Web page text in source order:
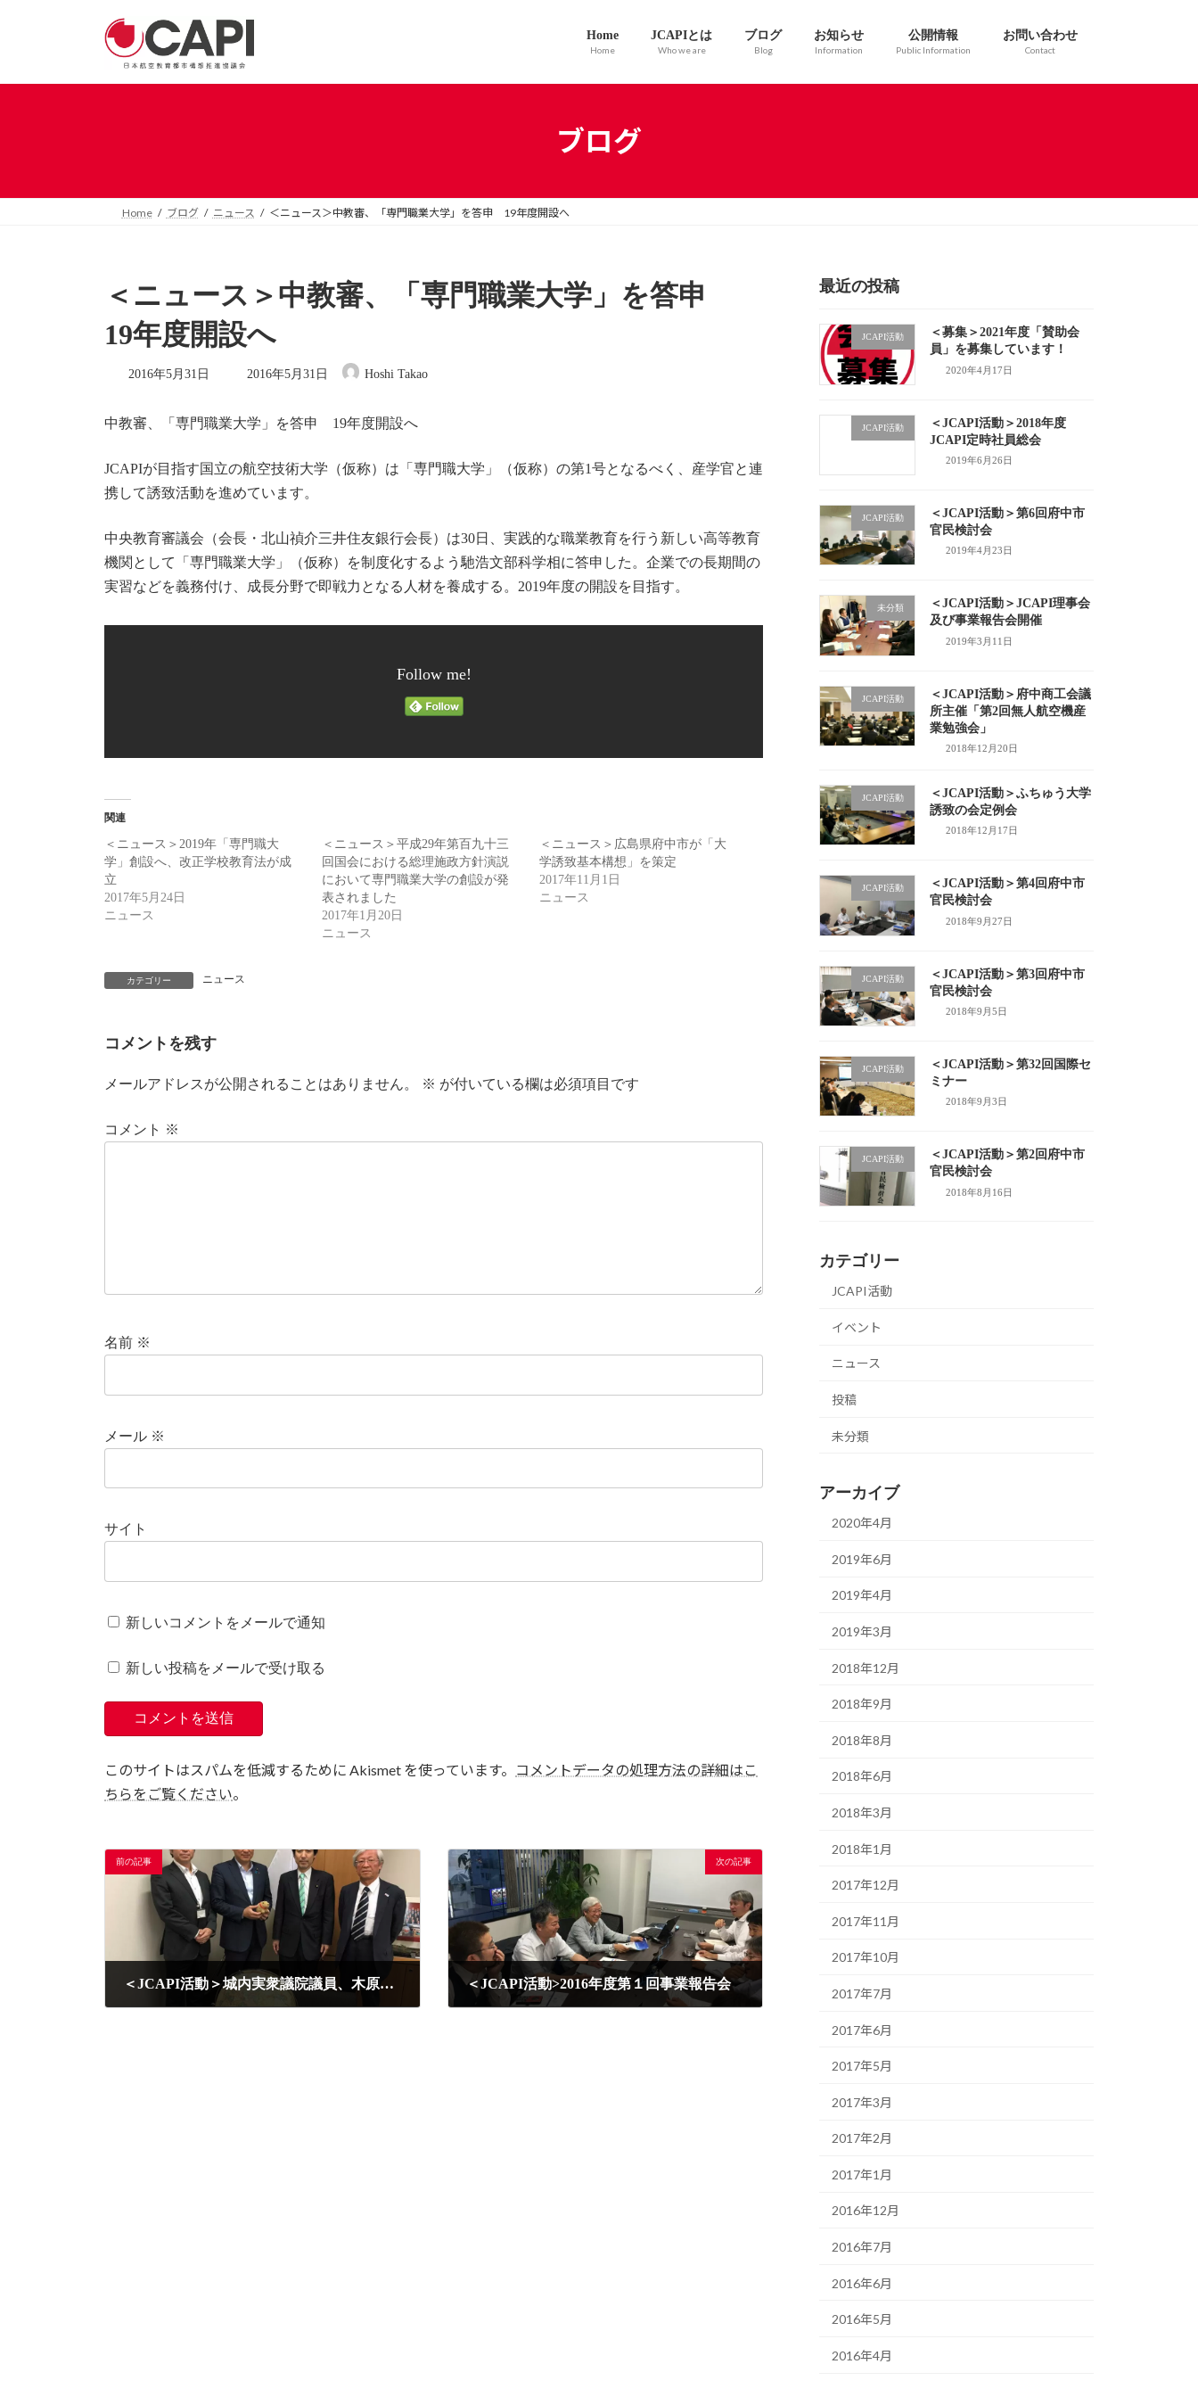
プ
動
Home
Home
JCAPIとは
Who we are
ブログ
Blog
お知らせ
Information
公開情報
Public Information
お問い合わせ
Contact
ブログ
Home ブログ ニュース ＜ニュース＞中教審、「専門職業大学」を答申 19年度開設へ
＜ニュース＞中教審、「専門職業大学」を答申
19年度開設へ
2016年5月31日
最
新
日
:
2016年5月31日 Hoshi Takao
中教審、「専門職業大学」を答申 19年度開設へ
JCAPIが目指す国立の航空技術大学（仮称）は「専門職大学」（仮称）の第1号となるべく、産学官と連
携して誘致活動を進めています。
中央教育審議会（会長・北山禎介三井住友銀行会長）は30日、実践的な職業教育を行う新しい高等教育
機関として「専門職業大学」（仮称）を制度化するよう馳浩文部科学相に答申した。企業での長期間の
実習などを義務付け、成長分野で即戦力となる人材を養成する。2019年度の開設を目指す。
Follow me!
関連
＜ニュース＞2019年「専門職大
学」創設へ、改正学校教育法が成
立
2017年5月24日
ニュース
＜ニュース＞平成29年第百九十三
回国会における総理施政方針演説
において専門職業大学の創設が発
表されました
2017年1月20日
ニュース
＜ニュース＞広島県府中市が「大
学誘致基本構想」を策定
2017年11月1日
ニュース
カテゴリー ニュース
コメントを残す
メールアドレスが公開されることはありません。 ※ が付いている欄は必須項目です
コメント ※
名前 ※
メール ※
サイト
新しいコメントをメールで通知
新しい投稿をメールで受け取る
このサイトはスパムを低減するために Akismet を使っています。
コメントデータの処理方法の詳細はこ
ちらをご覧ください。
前の記事
＜JCAPI活動＞城内実衆議院議員、木原稔衆議院議員訪問
次の記事
＜JCAPI活動>2016年度第１回事業報告会
最近の投稿
JCAPI活動
＜募集＞2021年度「賛助会
員」を募集しています！
2020年4月17日
JCAPI活動
＜JCAPI活動＞2018年度
JCAPI定時社員総会
2019年6月26日
JCAPI活動
＜JCAPI活動＞第6回府中市
官民検討会
2019年4月23日
未分類
＜JCAPI活動＞JCAPI理事会
及び事業報告会開催
2019年3月11日
JCAPI活動
＜JCAPI活動＞府中商工会議
所主催「第2回無人航空機産
業勉強会」
2018年12月20日
JCAPI活動
＜JCAPI活動＞ふちゅう大学
誘致の会定例会
2018年12月17日
JCAPI活動
＜JCAPI活動＞第4回府中市
官民検討会
2018年9月27日
JCAPI活動
＜JCAPI活動＞第3回府中市
官民検討会
2018年9月5日
JCAPI活動
＜JCAPI活動＞第32回国際セ
ミナー
2018年9月3日
JCAPI活動
＜JCAPI活動＞第2回府中市
官民検討会
2018年8月16日
カテゴリー
JCAPI活動
イベント
ニュース
投稿
未分類
アーカイブ
2020年4月
2019年6月
2019年4月
2019年3月
2018年12月
2018年9月
2018年8月
2018年6月
2018年3月
2018年1月
2017年12月
2017年11月
2017年10月
2017年7月
2017年6月
2017年5月
2017年3月
2017年2月
2017年1月
2016年12月
2016年7月
2016年6月
2016年5月
2016年4月